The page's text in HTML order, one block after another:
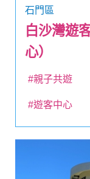
石門區
白沙灣遊
心）
#親子共遊
#遊客中心